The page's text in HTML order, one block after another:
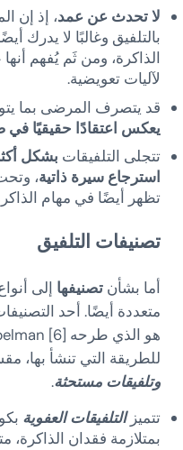
لا تحدث عن عمد، إذ إن
بالتلفيق وغالبًا لا يدرك
الذاكرة، ومن ثَم يُفهم
لآليات تعويضية.
قد يتصرف المرضى بما
يعكس اعتقادًا حقيقيًا في
تتجلى التلفيقات بشكل
استرجاع سيرة ذاتية،
تظهر أيضًا في مهام الذاكرة
تصنيفات التلفيق
أما بشأن تصنيفها إلى
متعددة أيضًا. أحد
للطريقة التي تنشأ بها،
وتلفيقات مستحثة.
تتميزالتلفيقات العفوية
بمتلازمة فقدان